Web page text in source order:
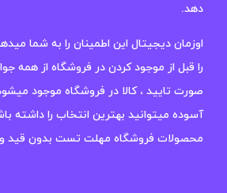
دهد.
اوزمان دیجیتال این اطمینان را به شما
را قبل از موجود کردن در فروشگاه از همه
صورت تایید ، کالا در فروشگاه موجود
آسوده میتوانید بهترین انتخاب را داشته
محصولات فروشگاه مهلت تست بدون قید و